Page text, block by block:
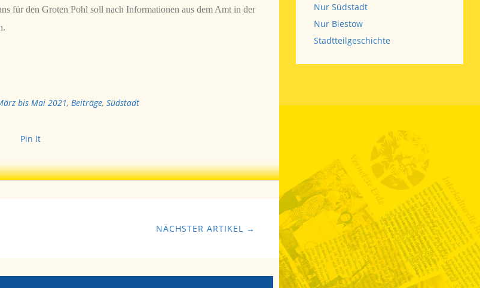
für den Groten Pohl soll nach Informationen aus dem Amt in der
bis Mai 2021, Beiträge, Südstadt
Pin It
NÄCHSTER ARTIKEL →
Nur Südstadt
Nur Biestow
Stadtteilgeschichte